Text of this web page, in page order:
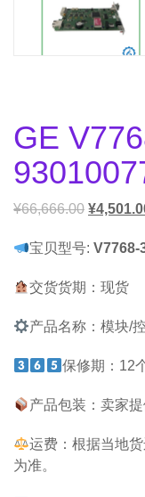
GE
¥66,666.00 ¥
宝贝型号: V7768-
交货货期：现货
产品名称：模块/
保修期：12
产品包装：卖家
运费：根据当地
为准。